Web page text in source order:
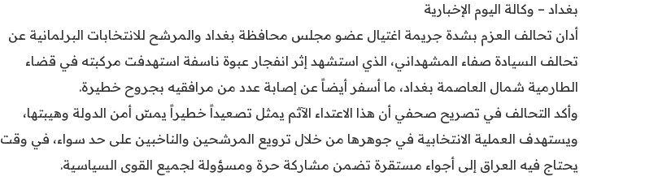
بغداد – وكالة اليوم الإخبارية
أدان تحالف العزم بشدة جريمة اغتيال عضو مجلس محافظة بغداد والمرشح للانتخابات البرلمانية عن
تحالف السيادة صفاء المشهداني، الذي استشهد إثر انفجار عبوة ناسفة استهدفت مركبته في قضاء
الطارمية شمال العاصمة بغداد، ما أسفر أيضاً عن إصابة عدد من مرافقيه بجروح خطيرة.
وأكد التحالف في تصريح صحفي أن هذا الاعتداء الآثم يمثل تصعيداً خطيراً يمسّ أمن الدولة وهيبتها،
ويستهدف العملية الانتخابية في جوهرها من خلال ترويع المرشحين والناخبين على حد سواء، في وقت
يحتاج فيه العراق إلى أجواء مستقرة تضمن مشاركة حرة ومسؤولة لجميع القوى السياسية.